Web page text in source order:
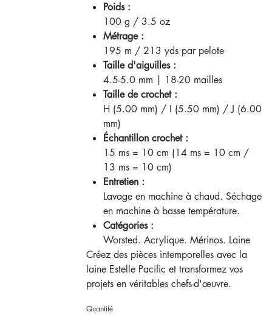
Poids :
100 g / 3.5 oz
Métrage :
195 m / 213 yds par pelote
Taille d'aiguilles :
4.5-5.0 mm | 18-20 mailles
Taille de crochet :
H (5.00 mm) / I (5.50 mm) / J (6.00
mm)
Échantillon crochet :
15 ms = 10 cm (14 ms = 10 cm /
13 ms = 10 cm)
Entretien :
Lavage en machine à chaud. Séchage
en machine à basse température.
Catégories :
Worsted. Acrylique. Mérinos. Laine
Créez des pièces intemporelles avec la
laine Estelle Pacific et transformez vos
projets en véritables chefs-d'œuvre.
Quantité